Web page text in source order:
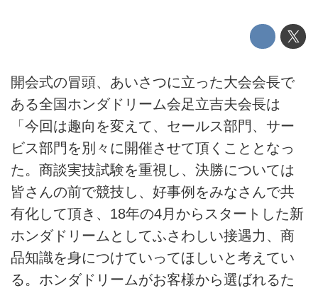
開会式の冒頭、あいさつに立った大会会長で
ある全国ホンダドリーム会足立吉夫会長は
「今回は趣向を変えて、セールス部門、サー
ビス部門を別々に開催させて頂くこととなっ
た。商談実技試験を重視し、決勝については
皆さんの前で競技し、好事例をみなさんで共
有化して頂き、18年の4月からスタートした新
ホンダドリームとしてふさわしい接遇力、商
品知識を身につけていってほしいと考えてい
る。ホンダドリームがお客様から選ばれるた